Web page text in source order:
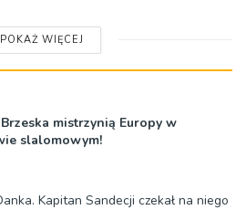
POKAŻ WIĘCEJ
mistrzynią Europy w
slalomowym!
Kapitan Sandecji czekał na niego